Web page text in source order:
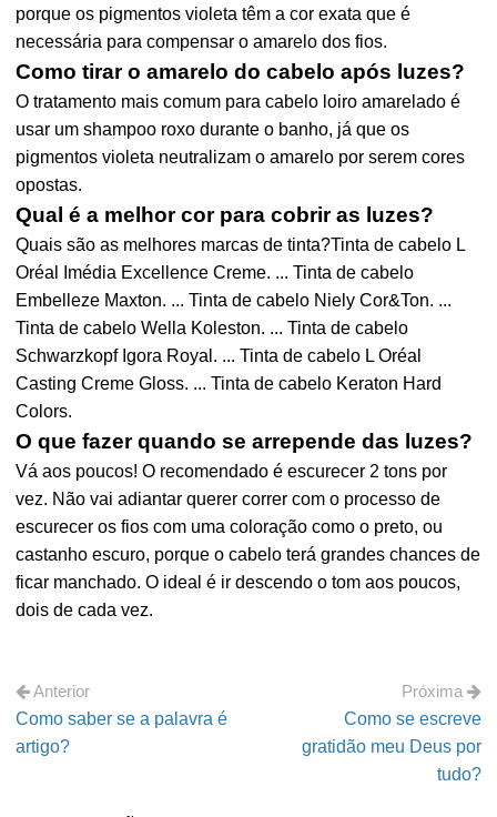
porque os pigmentos violeta têm a cor exata que é
necessária para compensar o amarelo dos fios.
Como tirar o amarelo do cabelo após luzes?
O tratamento mais comum para cabelo loiro amarelado é
usar um shampoo roxo durante o banho, já que os
pigmentos violeta neutralizam o amarelo por serem cores
opostas.
Qual é a melhor cor para cobrir as luzes?
Quais são as melhores marcas de tinta?Tinta de cabelo L
Oréal Imédia Excellence Creme. ... Tinta de cabelo
Embelleze Maxton. ... Tinta de cabelo Niely Cor&Ton. ...
Tinta de cabelo Wella Koleston. ... Tinta de cabelo
Schwarzkopf Igora Royal. ... Tinta de cabelo L Oréal
Casting Creme Gloss. ... Tinta de cabelo Keraton Hard
Colors.
O que fazer quando se arrepende das luzes?
Vá aos poucos! O recomendado é escurecer 2 tons por
vez. Não vai adiantar querer correr com o processo de
escurecer os fios com uma coloração como o preto, ou
castanho escuro, porque o cabelo terá grandes chances de
ficar manchado. O ideal é ir descendo o tom aos poucos,
dois de cada vez.
Anterior
Como saber se a palavra é
artigo?
Próxima
Como se escreve
gratidão meu Deus por
tudo?